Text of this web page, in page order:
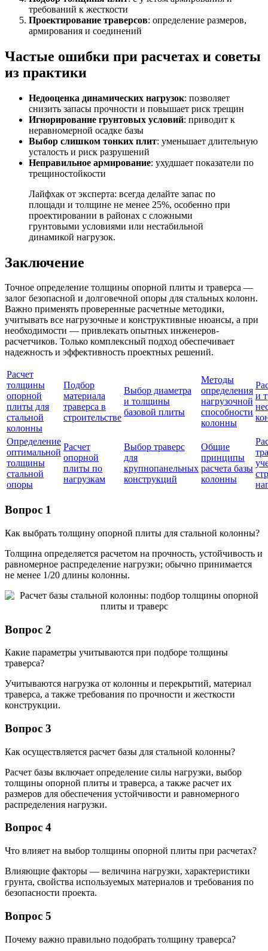
требований к жесткости
Проектирование траверсов: определение размеров,
армирования и соединений
Частые ошибки при расчетах и советы
из практики
Недооценка динамических нагрузок: позволяет
снизить запасы прочности и повышает риск трещин
Игнорирование грунтовых условий: приводит к
неравномерной осадке базы
Выбор слишком тонких плит: уменьшает длительную
усталость и риск разрушений
Неправильное армирование: ухудшает показатели по
трещиностойкости
Лайфхак от эксперта: всегда делайте запас по
площади и толщине не менее 25%, особенно при
проектировании в районах с сложными
грунтовыми условиями или нестабильной
динамикой нагрузок.
Заключение
Точное определение толщины опорной плиты и траверса —
залог безопасной и долговечной опоры для стальных колонн.
Важно применять проверенные расчетные методики,
учитывать все нагрузочные и конструктивные нюансы, а при
необходимости — привлекать опытных инженеров-
расчетчиков. Только комплексный подход обеспечивает
надежность и эффективность проектных решений.
Расчет
толщины
опорной
плиты для
стальной
колонны
Подбор
материала
траверса в
строительстве
Выбор диаметра
и толщины
базовой плиты
Методы
определения
нагрузочной
способности
колонны
и
Определение
оптимальной
толщины
стальной
опоры
Расчет
опорной
плиты по
нагрузкам
Выбор траверс
для
крупнопанельных
конструкций
Общие
принципы
расчета базы
колонны
Вопрос 1
Как выбрать толщину опорной плиты для стальной колонны?
Толщина определяется расчетом на прочность, устойчивость и
равномерное распределение нагрузки; обычно принимается
не менее 1/20 длины колонны.
Вопрос 2
Какие параметры учитываются при подборе толщины
траверса?
Учитываются нагрузка от колонны и перекрытий, материал
траверса, а также требования по прочности и жесткости
конструкции.
Вопрос 3
Как осуществляется расчет базы для стальной колонны?
Расчет базы включает определение силы нагрузки, выбор
толщины опорной плиты и траверса, а также расчет их
размеров для обеспечения устойчивости и равномерного
распределения нагрузки.
Вопрос 4
Что влияет на выбор толщины опорной плиты при расчетах?
Влияющие факторы — величина нагрузки, характеристики
грунта, свойства используемых материалов и требования по
безопасности проекта.
Вопрос 5
Почему важно правильно подобрать толщину траверса?